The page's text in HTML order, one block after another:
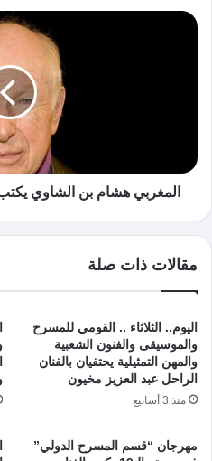
المغربي هشام بن الشاوي
مقالات ذات صلة
اليوم.. الثلاثاء .. القومي للمسرح
والموسيقى والفنون الشعبية
والمهن التمثيلية يحتفيان بالفنان
الراحل عبد العزيز مخيون
منذ 3 أسابيع
مهرجان “قسم المسرح الدولي”